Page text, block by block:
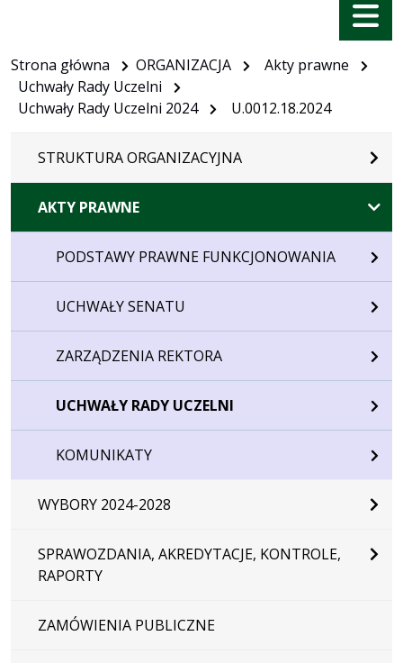
Menu
Strona główna ORGANIZACJA
Akty prawne
Uchwały Rady Uczelni
Uchwały Rady Uczelni 2024
U.0012.18.2024
STRUKTURA ORGANIZACYJNA
AKTY PRAWNE
PODSTAWY PRAWNE FUNKCJONOWANIA
UCHWAŁY SENATU
ZARZĄDZENIA REKTORA
UCHWAŁY RADY UCZELNI
KOMUNIKATY
WYBORY 2024-2028
SPRAWOZDANIA, AKREDYTACJE, KONTROLE,
RAPORTY
ZAMÓWIENIA PUBLICZNE